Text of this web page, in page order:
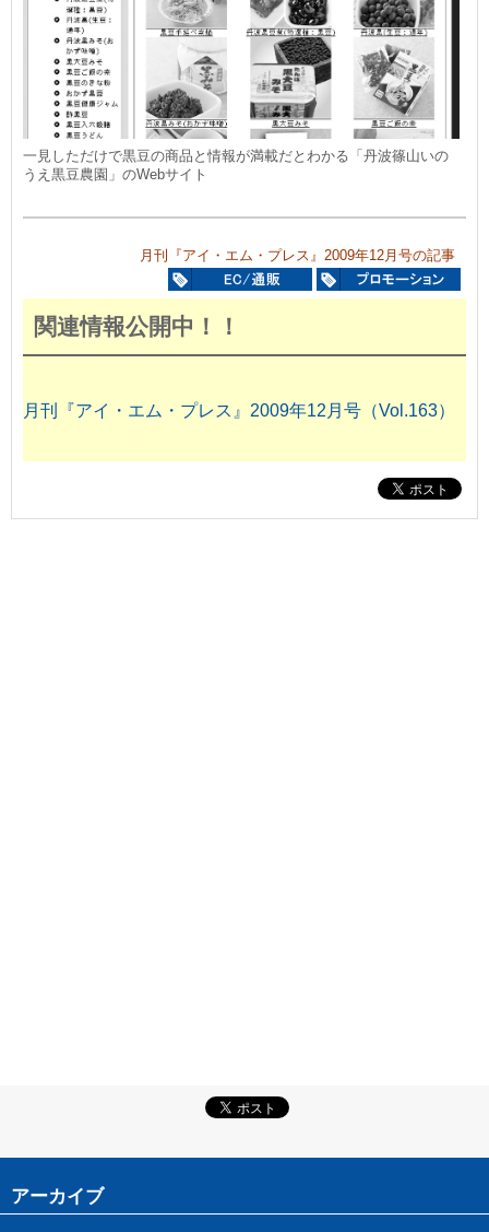
一見しただけで黒豆の商品と情報が満載だとわかる「丹波篠山いの
うえ黒豆農園」のWebサイト
月刊『アイ・エム・プレス』2009年12月号の記事
関連情報公開中！！
月刊『アイ・エム・プレス』2009年12月号（Vol.163）
アーカイブ